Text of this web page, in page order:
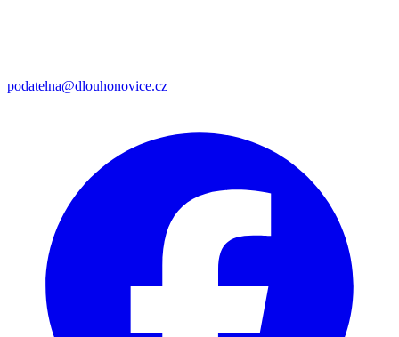
podatelna@dlouhonovice.cz